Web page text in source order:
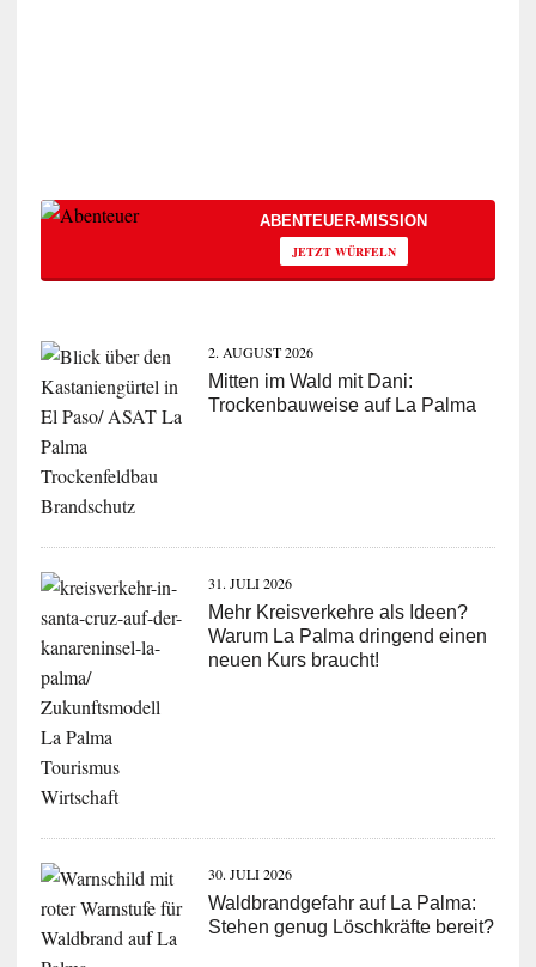
ABENTEUER-MISSION
JETZT WÜRFELN
2. AUGUST 2026
Mitten im Wald mit Dani:
Trockenbauweise auf La Palma
31. JULI 2026
Mehr Kreisverkehre als Ideen?
Warum La Palma dringend einen
neuen Kurs braucht!
30. JULI 2026
Waldbrandgefahr auf La Palma:
Stehen genug Löschkräfte bereit?